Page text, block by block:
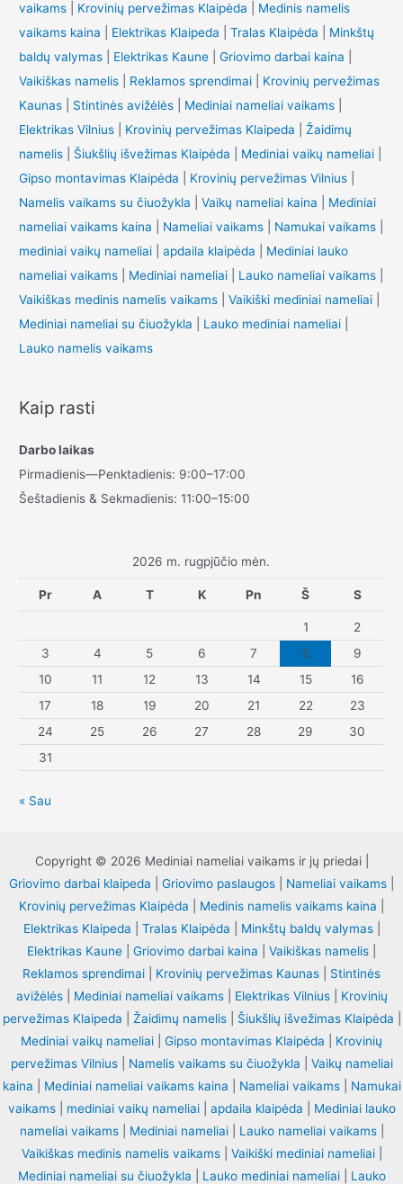
vaikams
Krovinių pervežimas Klaipėda
Medinis namelis
vaikams kaina
Elektrikas Klaipeda |Tralas Klaipėda
Minkštų
baldų valymas
Elektrikas Kaune |Griovimo darbai kaina
Vaikiškas namelis
Reklamos sprendimai
Krovinių pervežimas
Kaunas
Stintinės avižėlės Mediniai nameliai vaikams
Elektrikas Vilnius
Krovinių pervežimas Klaipeda |Žaidimų
namelis
Šiukšlių išvežimas Klaipėda Mediniai vaikų nameliai
Gipso montavimas Klaipėda
Krovinių pervežimas Vilnius
Namelis vaikams su čiuožykla |Vaikų nameliai kaina
Mediniai
nameliai vaikams kaina
Nameliai vaikams Namukai vaikams
mediniai vaikų nameliai |apdaila klaipėda
Mediniai lauko
nameliai vaikams
Mediniai nameliai Lauko nameliai vaikams
Vaikiškas medinis namelis vaikams |Vaikiški mediniai nameliai
Mediniai nameliai su čiuožykla
Lauko mediniai nameliai
Lauko namelis vaikams
Kaip rasti
Darbo laikas
Pirmadienis—Penktadienis: 9:00–17:00
Šeštadienis & Sekmadienis: 11:00–15:00
2026 m. rugpjūčio mėn.
Pr A T K Pn Š S
1
2
3
4 5 6 7 8
9
10
11 12 13 14 15
16
17
18 19 20 21 22
23
24
25 26 27 28 29
30
31
« Sau
Copyright © 2026 Mediniai nameliai vaikams ir jų priedai |
Griovimo darbai klaipeda
Griovimo paslaugos Nameliai vaikams
Krovinių pervežimas Klaipėda
Medinis namelis vaikams kaina
Elektrikas Klaipeda
Tralas Klaipėda Minkštų baldų valymas|
Elektrikas Kaune
Griovimo darbai kaina Vaikiškas namelis
Reklamos sprendimai
Krovinių pervežimas Kaunas
Stintinės
avižėlės| Mediniai nameliai vaikams| Elektrikas Vilnius| Krovinių
pervežimas Klaipeda
Žaidimų namelis| Šiukšlių išvežimas Klaipėda
Mediniai vaikų nameliai
Gipso montavimas Klaipėda
Krovinių
pervežimas Vilnius| Namelis vaikams su čiuožykla
Vaikų nameliai
kaina
Mediniai nameliai vaikams kaina Nameliai vaikams| Namukai
vaikams| mediniai vaikų nameliai| apdaila klaipėda
Mediniai lauko
nameliai vaikams| Mediniai nameliai| Lauko nameliai vaikams|
Vaikiškas medinis namelis vaikams| Vaikiški mediniai nameliai|
Mediniai nameliai su čiuožykla
Lauko mediniai nameliai| Lauko